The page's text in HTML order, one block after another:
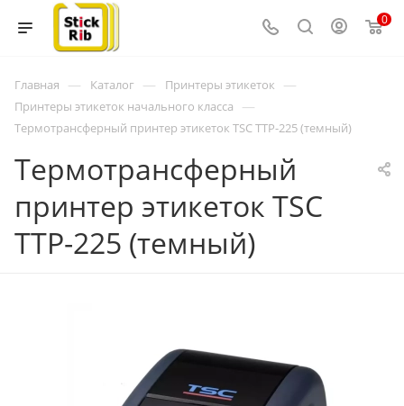
0
Главная — Каталог — Принтеры этикеток —
Принтеры этикеток начального класса —
Термотрансферный принтер этикеток TSC TTP-225 (темный)
Термотрансферный
принтер этикеток TSC
TTP-225 (темный)